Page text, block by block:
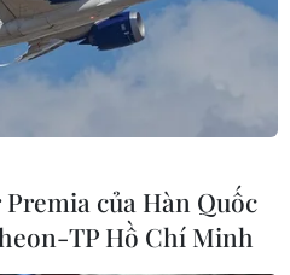
của Hàn Quốc
TP Hồ Chí Minh